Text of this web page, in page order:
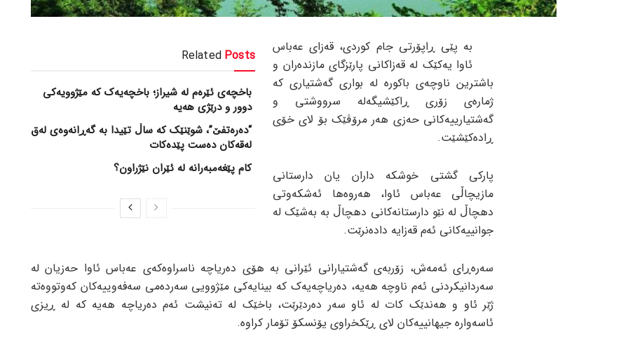
Related Posts
باخچەی ئێرەم لە شیراز؛ باخچەیەک کە مێژوویەکی
دوور و درێژی هەیە
“دەرەتفێ”، شوێنێک کە ساڵ تێیدا بە گەڕانەوەی لەق
لەقەکان دەست پێدەکات
کام پێغەمبەرانە لە ئێران نێژراون؟
بە پێی ڕاپۆرتی جام کوردی، قەزای عەباس
ئاوا یەکێک لە قەزاکانی پارێزگای مازندەران و
باشترین ناوچەی باکورە لە بواری گەشتیاری کە
ژمارەی زۆری ڕاکێشیگەلە سرووشتی و
گەشتیارییەکانی حەزی هەر مرۆڤێک بۆ لای خۆی
ڕادەکێشێت.
پارکی گشتی خوشکە داران یان دارستانی
مازیچاڵی عەباس ئاوا، هەروەها ئەشکەوتی
دهچاڵ لە نێو دارستانەکانی دهچاڵ بە بەشێک لە
جوانییەکانی ئەم قەزایە دادەنرێت.
سەرەڕای ئەمەش، زۆربەی گەشتیارانی ئێرانی بە هۆی دەریاچە ناسراوەکەی عەباس ئاوا حەزیان لە
سەردانیکردنی ئەم ناوچە هەیە، دەریاچەیەک کە بینایەکی مێژوویی سەردەمی سەفەوییەکان کەوتووەتە
ژێر ئاو و هەندێک کات لە ئاو سەر دەردێرێت، باخێک لە تەنیشت ئەم دەریاچە هەیە کە لە ڕیزی
ئاسەوارە جیهانییەکان لای ڕێکخراوی یۆنسکۆ تۆمار کراوە.